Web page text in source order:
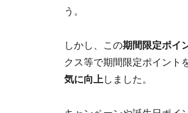
う。
しかし、この期間限定ポイ
クス等で期間限定ポイント
気に向上 しました。